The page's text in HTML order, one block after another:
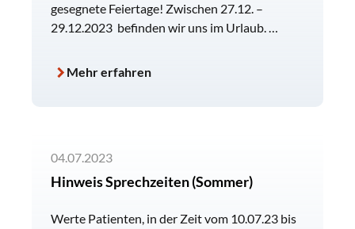
gesegnete Feiertage! Zwischen 27.12. –
29.12.2023 befinden wir uns im Urlaub. …
Mehr erfahren
04.07.2023
Hinweis Sprechzeiten (Sommer)
Werte Patienten, in der Zeit vom 10.07.23 bis